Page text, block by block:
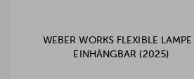
WEBER WORKS FLEXIBLE
EINHÄNGBAR (2025)